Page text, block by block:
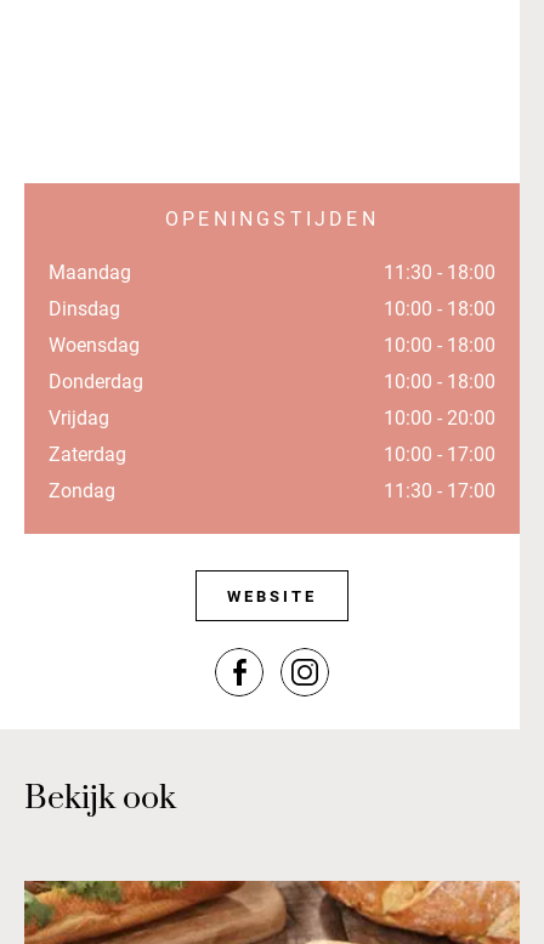
OPENINGSTIJDEN
Maandag
11:30 - 18:00
Dinsdag
10:00 - 18:00
Woensdag
10:00 - 18:00
Donderdag
10:00 - 18:00
Vrijdag
10:00 - 20:00
Zaterdag
10:00 - 17:00
Zondag
11:30 - 17:00
WEBSITE
Bekijk ook